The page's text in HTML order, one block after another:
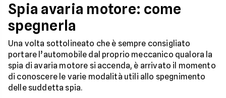
Spia avaria motore: come
spegnerla
Una volta sottolineato che è sempre consigliato
portare l’automobile dal proprio meccanico qualora la
spia di avaria motore si accenda, è arrivato il momento
di conoscere le varie modalità utili allo spegnimento
delle suddetta spia.